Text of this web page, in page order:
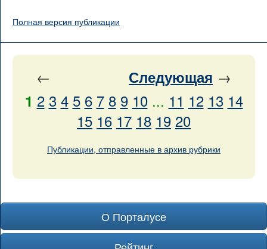
Полная версия публикации
← Следующая →
1 2 3 4 5 6 7 8 9 10... 11 12 13 14
15 16 17 18 19 20
Публикации, отправленные в архив рубрики
О Порталусе